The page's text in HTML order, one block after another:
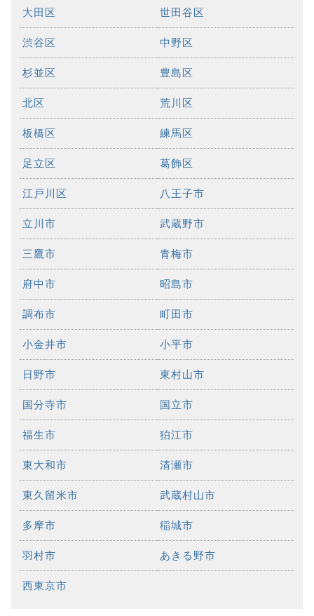
大田区 世田谷区
渋谷区 中野区
杉並区 豊島区
北区 荒川区
板橋区 練馬区
足立区 葛飾区
江戸川区 八王子市
立川市 武蔵野市
三鷹市 青梅市
府中市 昭島市
調布市 町田市
小金井市 小平市
日野市 東村山市
国分寺市 国立市
福生市 狛江市
東大和市 清瀬市
東久留米市 武蔵村山市
多摩市 稲城市
羽村市 あきる野市
西東京市